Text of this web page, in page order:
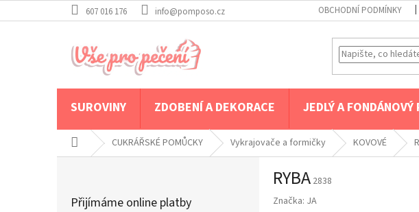
na
607 016 176 info@pomposo.cz OBCHODNÍ PODMÍNKY
SUROVINY ZDOBENÍ A DEKORACE JEDLÝ A FONDÁNOVÝ
Domů CUKRÁŘSKÉ POMŮCKY Vykrajovače a formičky KOVOVÉ
Přijímáme online platby
RYBA 2838
Značka: JA